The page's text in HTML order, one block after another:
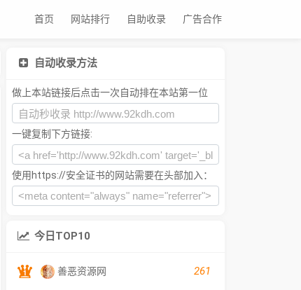
首页 网站排行 自助收录 广告合作
自动收录方法
做上本站链接后点击一次自动排在本站第一位
一键复制下方链接:
使用https://安全证书的网站需要在头部加入：
今日TOP10
善恶资源网 261